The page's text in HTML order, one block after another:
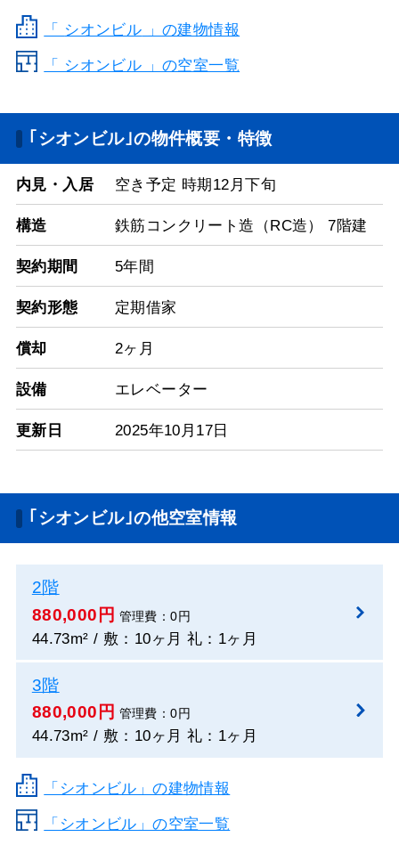
「 シオンビル 」の建物情報
「 シオンビル 」の空室一覧
｢シオンビル｣の物件概要・特徴
内見・入居 空き予定 時期12月下旬
構造 鉄筋コンクリート造（RC造） 7階建
契約期間 5年間
契約形態 定期借家
償却 2ヶ月
設備 エレベーター
更新日 2025年10月17日
｢シオンビル｣の他空室情報
2階
880,000円 管理費：0円
44.73m² / 敷：10ヶ月 礼：1ヶ月
3階
880,000円 管理費：0円
44.73m² / 敷：10ヶ月 礼：1ヶ月
「シオンビル」の建物情報
「シオンビル」の空室一覧